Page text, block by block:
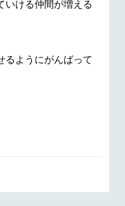
いける仲間が増える
るようにがんばって